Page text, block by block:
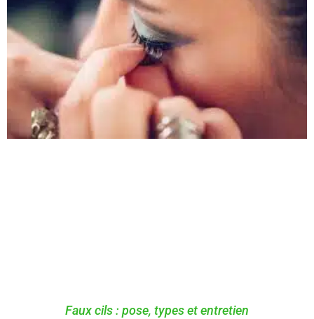
Faux cils : pose, types et entretien